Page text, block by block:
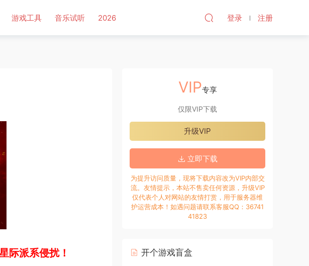
游戏工具 音乐试听 2026 登录 注册
际派系侵扰！
VIP专享
仅限VIP下载
升级VIP
立即下载
为提升访问质量，现将下载内容改为VIP内部交
流。友情提示，本站不售卖任何资源，升级VIP
仅代表个人对网站的友情打赏，用于服务器维
护运营成本！如遇问题请联系客服QQ：36741
41823
开个游戏盲盒